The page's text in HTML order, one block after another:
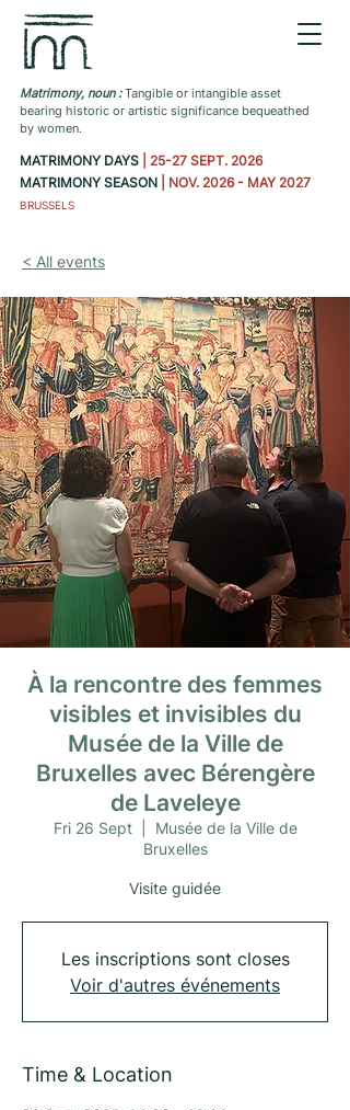
Matrimony, noun :Tangible or intangible asset
bearing historic or artistic significance bequeathed
by women.
MATRIMONY DAYS | 25-27 SEPT. 2026
MATRIMONY SEASON | NOV. 2026 - MAY 2027
BRUSSELS
< All events
À la rencontre des femmes
visibles et invisibles du
Musée de la Ville de
Bruxelles avec Bérengère
de Laveleye
Fri 26 Sept
  |
Musée de la Ville de
Bruxelles
Visite guidée
Les inscriptions sont closes
Voir d'autres événements
Time & Location